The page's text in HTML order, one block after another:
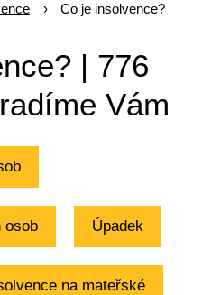
Co je insolvence?
| 776
Vám
osob Úpadek
na mateřské